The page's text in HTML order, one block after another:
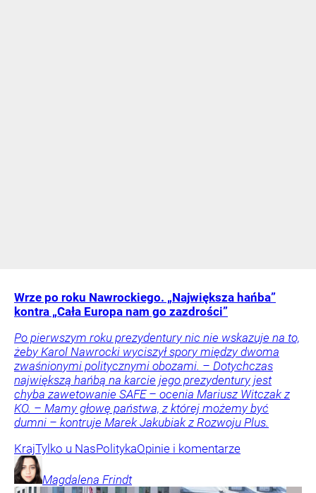
Wrze po roku Nawrockiego. „Największa hańba”
kontra „Cała Europa nam go zazdrości”
Po pierwszym roku prezydentury nic nie wskazuje na to,
żeby Karol Nawrocki wyciszył spory między dwoma
zwaśnionymi politycznymi obozami. – Dotychczas
największą hańbą na karcie jego prezydentury jest
chyba zawetowanie SAFE – ocenia Mariusz Witczak z
KO. – Mamy głowę państwa, z której możemy być
dumni – kontruje Marek Jakubiak z Rozwoju Plus.
KrajTylko u NasPolitykaOpinie i komentarze
Magdalena Frindt